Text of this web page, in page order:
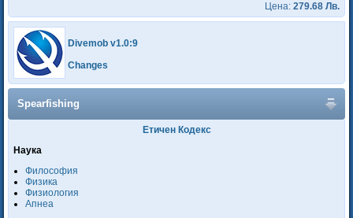
Цена: 279.68 Лв.
Divemob v1.0:9
Changes
Spearfishing
Етичен Кодекс
Наука
Философия
Физика
Физиология
Апнеа